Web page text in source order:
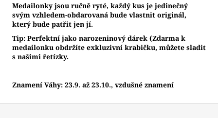
Medailonky jsou ručně ryté, každý kus je jedinečný
svým vzhledem-obdarovaná bude vlastnit originál,
který bude patřit jen jí.
Tip: Perfektní jako narozeninový dárek (Zdarma k
medailonku obdržíte exkluzivní krabičku, můžete sladit
s našimi řetízky.
Znamení Váhy: 23.9. až 23.10., vzdušné znamení
Z